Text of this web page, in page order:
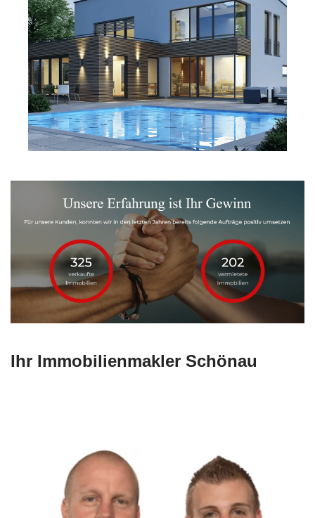
Ihr Immobilienmakler Schönau